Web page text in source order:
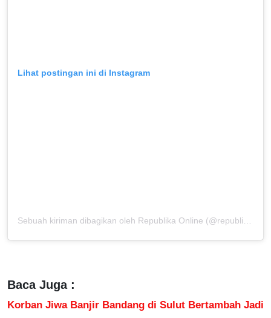
Lihat postingan ini di Instagram
Sebuah kiriman dibagikan oleh Republika Online (@republikaonline)
Baca Juga :
Korban Jiwa Banjir Bandang di Sulut Bertambah Jadi